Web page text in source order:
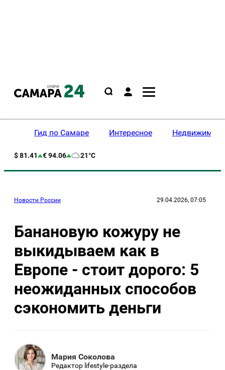
Гид по Самаре Интересное
$ 81.41 € 94.06 21°C
Новости России 29.04.2026, 07:05
Банановую кожуру не
выкидываем как в
Европе - стоит дорого: 5
неожиданных способов
сэкономить деньги
Мария Соколова
Редактор lifestyle-раздела